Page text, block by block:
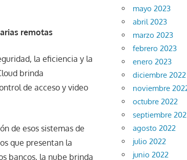
remotas
la eficiencia y la
brinda
de acceso y video
de esos sistemas de
que presentan la
bancos, la nube brinda
mayo 2023
abril 2023
marzo 2023
febrero 2023
enero 2023
diciembre 2022
noviembre
octubre 2022
septiembre
agosto 2022
julio 2022
junio 2022